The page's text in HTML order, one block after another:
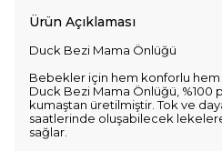
Ürün Açıklaması
Duck Bezi Mama Önlüğü
Bebekler için hem konforlu hem
Duck Bezi Mama Önlüğü, %100
kumaştan üretilmiştir. Tok ve
saatlerinde oluşabilecek
sağlar.